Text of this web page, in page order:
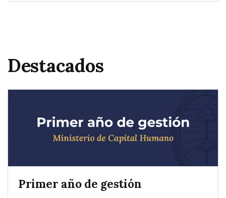
Destacados
Primer año de gestión